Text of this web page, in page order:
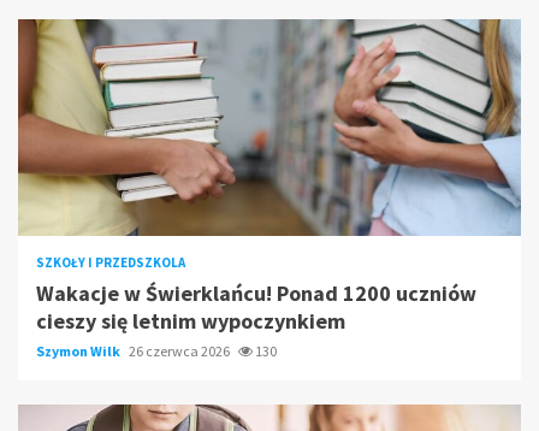
SZKOŁY I PRZEDSZKOLA
Wakacje w Świerklańcu! Ponad 1200 uczniów
cieszy się letnim wypoczynkiem
Szymon Wilk 26 czerwca 2026 130